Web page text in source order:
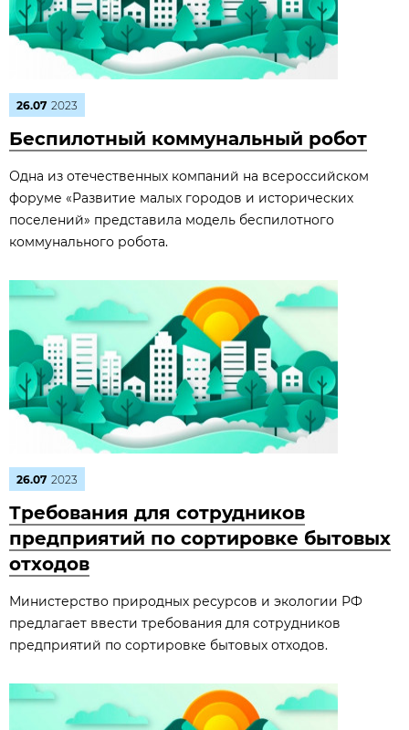
26.07 2023
Беспилотный коммунальный робот
Одна из отечественных компаний на всероссийском
форуме «Развитие малых городов и исторических
поселений» представила модель беспилотного
коммунального робота.
26.07 2023
Требования для сотрудников
предприятий по сортировке бытовых
отходов
Министерство природных ресурсов и экологии РФ
предлагает ввести требования для сотрудников
предприятий по сортировке бытовых отходов.